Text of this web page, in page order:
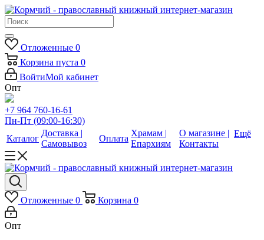
Отложенные 0
Корзина пуста 0
ВойтиМой кабинет
Опт
+7 964 760-16-61
Пн-Пт (09:00-16:30)
Каталог
Доставка |
Самовывоз
Оплата
Храмам |
Епархиям
О магазине |
Контакты
Ещё
Отложенные 0 Корзина 0
Опт